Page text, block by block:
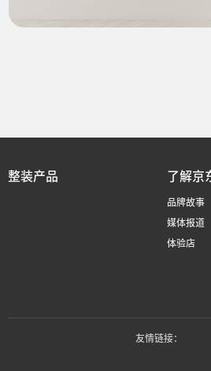
整装产品 了解京
品牌故事
媒体报道
体验店
友情链接：